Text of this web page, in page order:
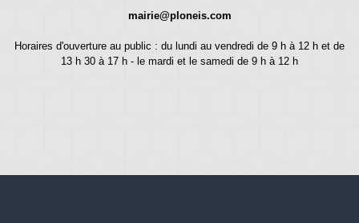
mairie@ploneis.com
Horaires d'ouverture au public : du lundi au vendredi de 9 h à 12 h et de
13 h 30 à 17 h - le mardi et le samedi de 9 h à 12 h